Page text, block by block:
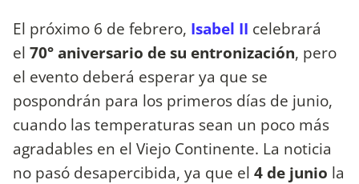
El próximo 6 de febrero, Isabel II celebrará
el 70° aniversario de su entronización, pero
el evento deberá esperar ya que se
pospondrán para los primeros días de junio,
cuando las temperaturas sean un poco más
agradables en el Viejo Continente. La noticia
no pasó desapercibida, ya que el 4 de junio la